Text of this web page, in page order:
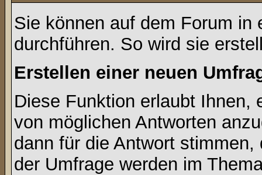
Sie können auf dem Forum in
durchführen. So wird sie
Erstellen einer neuen
Diese Funktion erlaubt Ihnen,
von möglichen Antworten
dann für die Antwort
der Umfrage werden im